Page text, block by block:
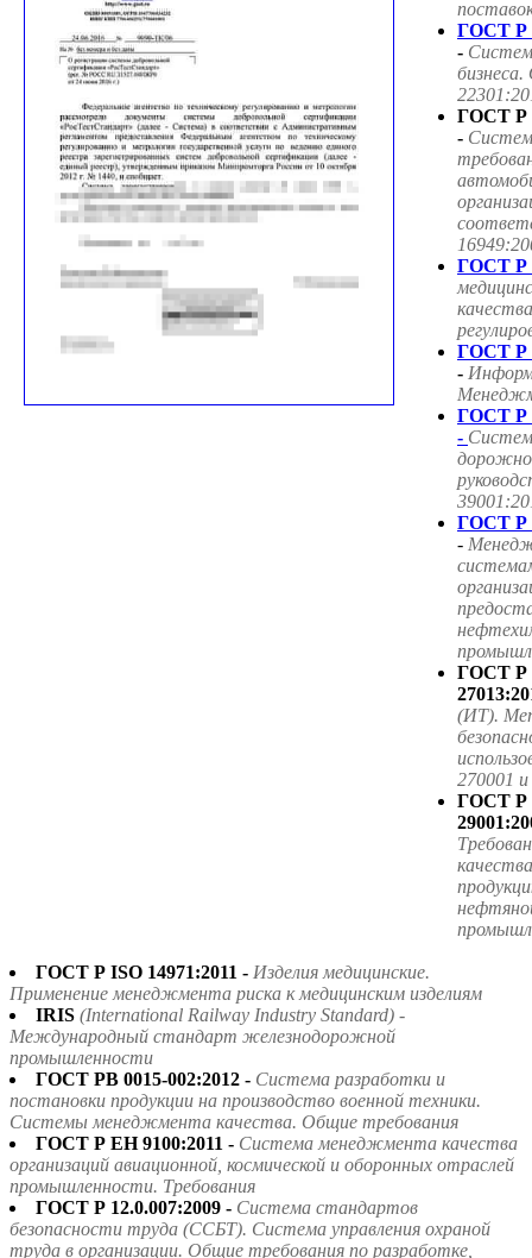
ГОСТ Р
-
ГОСТ Р
-
ГОСТ Р
ГОСТ Р
-
ГОСТ Р
-
ГОСТ Р
-
ГОСТ
(ИТ).
270001
ГОСТ
ГОСТ Р ISO 14971:2011 - Изделия медицинские.
Применение менеджмента риска к медицинским изделиям
IRIS (International Railway Industry Standard) -
Международный стандарт железнодорожной
промышленности
ГОСТ РВ 0015-002:2012 - Система разработки и
постановки продукции на производство военной техники.
Системы менеджмента качества. Общие требования
ГОСТ Р ЕН 9100:2011 - Система менеджмента качества
организаций авиационной, космической и оборонных отраслей
промышленности. Требования
ГОСТ Р 12.0.007:2009 - Система стандартов
безопасности труда (ССБТ). Система управления охраной
труда в организации. Общие требования по разработке,